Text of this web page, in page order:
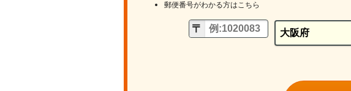
郵便番号がわかる方はこちら